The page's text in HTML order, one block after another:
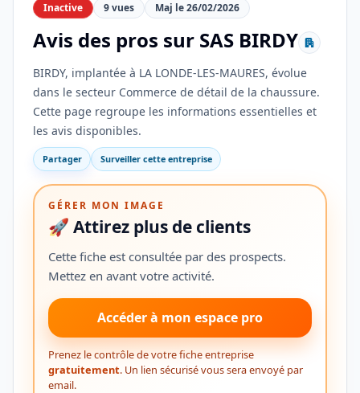
Inactive 9 vues Maj le 26/02/2026
Avis des pros sur SAS BIRDY
BIRDY, implantée à LA LONDE-LES-MAURES, évolue
dans le secteur Commerce de détail de la chaussure.
Cette page regroupe les informations essentielles et
les avis disponibles.
Partager Surveiller cette entreprise
GÉRER MON IMAGE
🚀 Attirez plus de clients
Cette fiche est consultée par des prospects.
Mettez en avant votre activité.
Accéder à mon espace pro
Prenez le contrôle de votre fiche entreprise
gratuitement. Un lien sécurisé vous sera envoyé par
email.